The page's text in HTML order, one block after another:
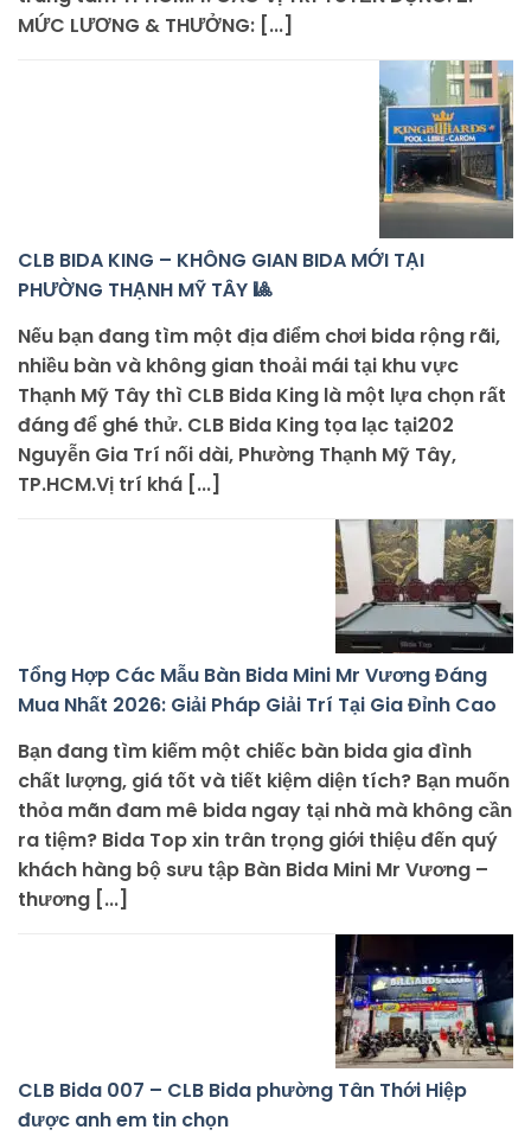
MỨC LƯƠNG & THƯỞNG: [...]
CLB BIDA KING – KHÔNG GIAN BIDA MỚI TẠI
PHƯỜNG THẠNH MỸ TÂY 🎱
Nếu bạn đang tìm một địa điểm chơi bida rộng rãi,
nhiều bàn và không gian thoải mái tại khu vực
Thạnh Mỹ Tây thì CLB Bida King là một lựa chọn rất
đáng để ghé thử. CLB Bida King tọa lạc tại202
Nguyễn Gia Trí nối dài, Phường Thạnh Mỹ Tây,
TP.HCM.Vị trí khá [...]
Tổng Hợp Các Mẫu Bàn Bida Mini Mr Vương Đáng
Mua Nhất 2026: Giải Pháp Giải Trí Tại Gia Đỉnh Cao
Bạn đang tìm kiếm một chiếc bàn bida gia đình
chất lượng, giá tốt và tiết kiệm diện tích? Bạn muốn
thỏa mãn đam mê bida ngay tại nhà mà không cần
ra tiệm? Bida Top xin trân trọng giới thiệu đến quý
khách hàng bộ sưu tập Bàn Bida Mini Mr Vương –
thương [...]
CLB Bida 007 – CLB Bida phường Tân Thới Hiệp
được anh em tin chọn